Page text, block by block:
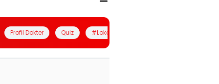
Profil Dokter Quiz #LokalBerdaya